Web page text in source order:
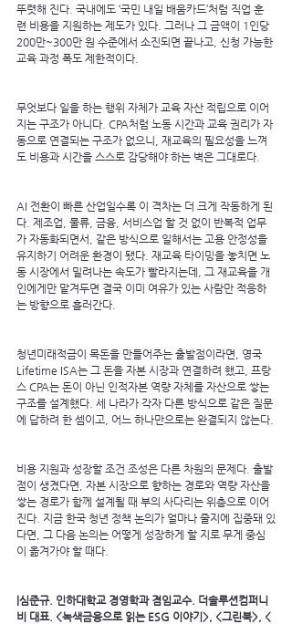
뚜렷해 진다. 국내에도 ‘국민 내일 배움카드’처럼 직업 훈
련 비용을 지원하는 제도가 있다. 그러나 그 금액이 1인당
200만~300만 원 수준에서 소진되면 끝나고, 신청 가능한
교육 과정 폭도 제한적이다.
무엇보다 일을 하는 행위 자체가 교육 자산 적립으로 이어
지는 구조가 아니다. CPA처럼 노동 시간과 교육 권리가 자
동으로 연결되는 구조가 없으니, 재교육의 필요성을 느껴
도 비용과 시간을 스스로 감당해야 하는 벽은 그대로다.
AI 전환이 빠른 산업일수록 이 격차는 더 크게 작동하게 된
다. 제조업, 물류, 금융, 서비스업 할 것 없이 반복적 업무
가 자동화되면서, 같은 방식으로 일해서는 고용 안정성을
유지하기 어려운 환경이 됐다. 재교육 타이밍을 놓치면 노
동 시장에서 밀려나는 속도가 빨라지는데, 그 재교육을 개
인에게만 맡겨두면 결국 이미 여유가 있는 사람만 적응하
는 방향으로 흘러간다.
청년미래적금이 목돈을 만들어주는 출발점이라면, 영국
Lifetime ISA는 그 돈을 자본 시장과 연결하려 했고, 프랑
스 CPA는 돈이 아닌 인적자본 역량 자체를 자산으로 쌓는
구조를 설계했다. 세 나라가 각자 다른 방식으로 같은 질문
에 답하려 한 셈이고, 어느 하나만으로는 완결되지 않는다.
비용 지원과 성장할 조건 조성은 다른 차원의 문제다. 출발
점이 생겼다면, 자본 시장으로 향하는 경로와 역량 자산을
쌓는 경로가 함께 설계될 때 부의 사다리는 위층으로 이어
진다. 지금 한국 청년 정책 논의가 얼마나 줄지에 집중돼 있
다면, 그 다음 논의는 어떻게 성장하게 할 지로 무게 중심
이 옮겨가야 할 때다.
|심준규. 인하대학교 경영학과 겸임교수. 더솔루션컴퍼니
비 대표. <녹색금융으로 읽는 ESG 이야기>, <그린북>, <